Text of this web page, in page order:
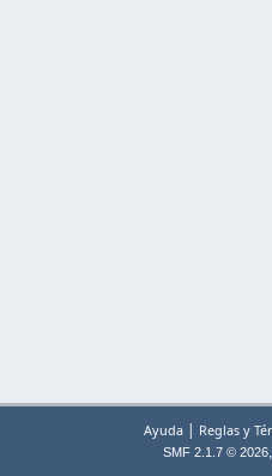
Ayuda | Reglas y
SMF 2.1.7 © 2026,